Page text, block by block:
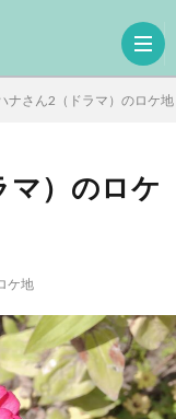
マ
画
読
書
プ
ナさん2（ドラマ）のロケ
マ）のロケ
ケ地